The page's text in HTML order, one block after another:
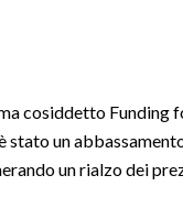
cosiddetto
un
un rialzo dei